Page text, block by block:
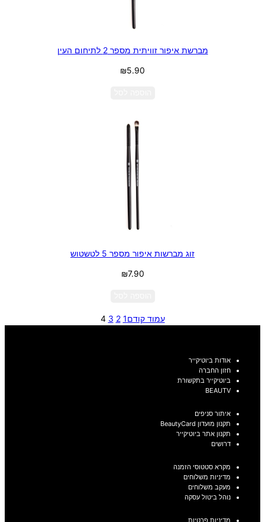
מברשת איפור זוויתית מספר 2 לתיחום העין
₪5.90
זוג מברשות איפור מספר 5 לטשטוש
₪7.90
עמוד קודם1
2
3
4
אודות ביוטיקייר
חזון החברה
ביוטיקייר בתקשורת
BEAUTV
איתור סניפים
תקנון מועדון BeautyCard
תקנון אתר ביוטיקייר
דרושים
מקרא סטטוסי הזמנה
מדיניות משלוחים
מעקב משלוחים
נוהל ביטול עסקה
מדיניות פרטיות